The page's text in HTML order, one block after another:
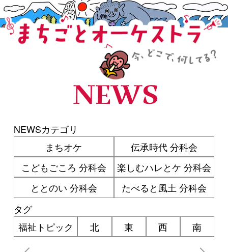
NEWSカテゴリ
まちオケ
伝承時代 分科会
こどもごころ 分科会
楽しむハレとケ 分科会
ととのい 分科会
たべると風土 分科会
タグ
福祉トピック
北 東 西 南
NEWS